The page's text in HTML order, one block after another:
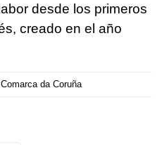
desde los primeros
creado en el año
Comarca da Coruña